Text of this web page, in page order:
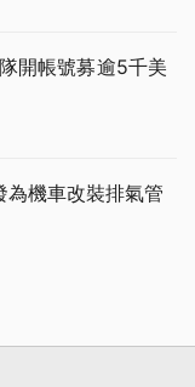
開帳號募逾5千美
機車改裝排氣管